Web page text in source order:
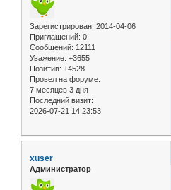
Зарегистрирован: 2014-04-06
Приглашений: 0
Сообщений: 12111
Уважение: +3655
Позитив: +4528
Провел на форуме:
7 месяцев 3 дня
Последний визит:
2026-07-21 14:23:53
xuser
Администратор